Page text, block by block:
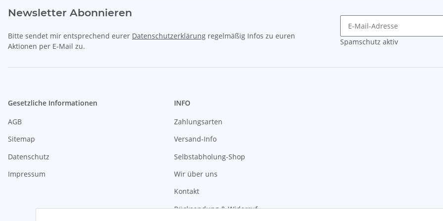
Newsletter Abonnieren
Bitte sendet mir entsprechend eurer Datenschutzerklärung regelmäßig Infos zu euren
Aktionen per E-Mail zu.
Spamschutz aktiv
Gesetzliche Informationen
AGB
Sitemap
Datenschutz
Impressum
INFO
Zahlungsarten
Versand-Info
Selbstabholung-Shop
Wir über uns
Kontakt
Rücksendung & Widerruf